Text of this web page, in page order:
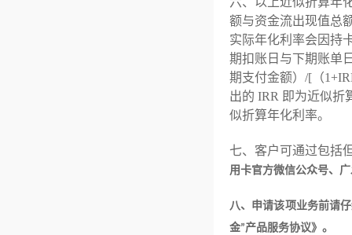
额与资金流出现值总
实际年化利率会因持
期扣账日与下期账单
期支付金额）/[（
出的 IRR 即为近似折
似折算年化利率。
七、客户可通过包括
用卡官方微信公众号、广
八、 申请该项业务前请
金”产品服务协议》。